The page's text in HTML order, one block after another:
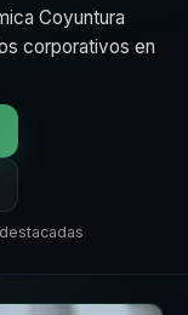
Coyuntura
corporativos en